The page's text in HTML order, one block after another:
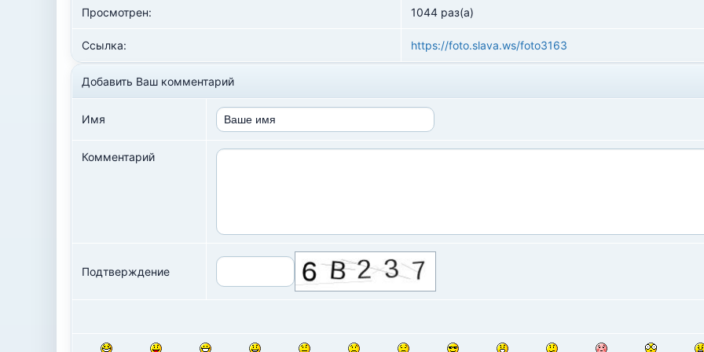
Просмотрен: 1044 раз(а)
Ссылка: https://foto.slava.ws/foto3163
Добавить Ваш комментарий
Имя
Комментарий
Подтверждение